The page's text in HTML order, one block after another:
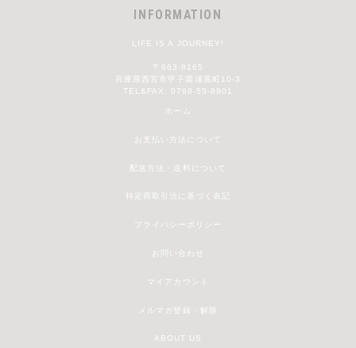
INFORMATION
LIFE IS A JOURNEY!
〒663-8165
兵庫県西宮市甲子園浦風町10-3
TEL&FAX: 0798-55-8901
ホーム
お支払い方法について
配送方法・送料について
特定商取引法に基づく表記
プライバシーポリシー
お問い合わせ
マイアカウント
メルマガ登録・解除
ABOUT US